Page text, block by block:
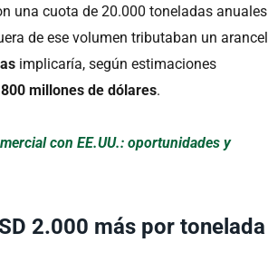
una cuota de 20.000 toneladas anuales
de ese volumen tributaban un arancel
implicaría, según estimaciones
800 millones de dólares.
con EE.UU.: oportunidades y
2.000 más por tonelada